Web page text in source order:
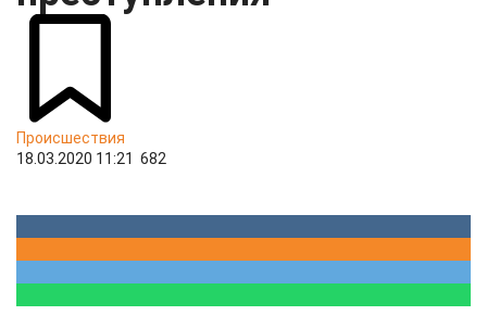
Происшествия
18.03.2020 11:21 682